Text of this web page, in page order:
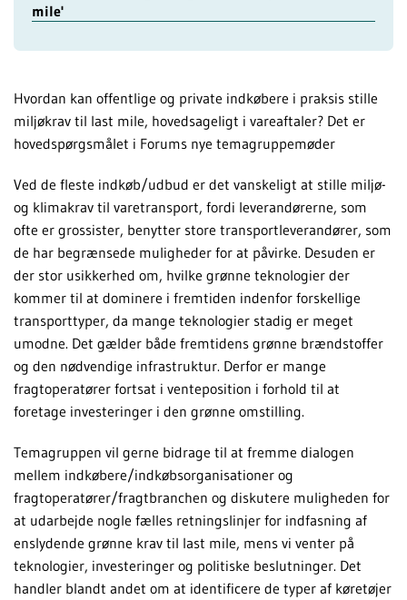
mile'
Hvordan kan offentlige og private indkøbere i praksis stille
miljøkrav til last mile, hovedsageligt i vareaftaler? Det er
hovedspørgsmålet i Forums nye temagruppemøder
Ved de fleste indkøb/udbud er det vanskeligt at stille miljø-
og klimakrav til varetransport, fordi leverandørerne, som
ofte er grossister, benytter store transportleverandører, som
de har begrænsede muligheder for at påvirke. Desuden er
der stor usikkerhed om, hvilke grønne teknologier der
kommer til at dominere i fremtiden indenfor forskellige
transporttyper, da mange teknologier stadig er meget
umodne. Det gælder både fremtidens grønne brændstoffer
og den nødvendige infrastruktur. Derfor er mange
fragtoperatører fortsat i venteposition i forhold til at
foretage investeringer i den grønne omstilling.
Temagruppen vil gerne bidrage til at fremme dialogen
mellem indkøbere/indkøbsorganisationer og
fragtoperatører/fragtbranchen og diskutere muligheden for
at udarbejde nogle fælles retningslinjer for indfasning af
enslydende grønne krav til last mile, mens vi venter på
teknologier, investeringer og politiske beslutninger. Det
handler blandt andet om at identificere de typer af køretøjer